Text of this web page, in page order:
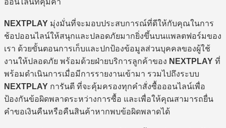
ออนไลน์ที่คุ้มค่า
NEXTPLAY มุ่งมั่นที่จะมอบประสบการณ์ที่ดีให้กับคุณในการ
ช้อปออนไลน์ให้สนุกและปลอดภัยมากยิ่งขึ้นบนแพลตฟอร์มของ
เรา ด้วยขั้นตอนการเก็บและปกป้องข้อมูลส่วนบุคคลของผู้ใช้
งานให้ปลอดภัย พร้อมด้วยฝ่ายบริการลูกค้าของ NEXTPLAY ที่
พร้อมดำเนินการเมื่อมีการรายงานเข้ามา รวมไปถึงระบบ
NEXTPLAY การันตี ที่จะคุ้มครองทุกคำสั่งซื้อออนไลน์เพื่อ
ป้องกันข้อผิดพลาดระหว่างการซื้อ และเพื่อให้คุณสามารถยื่น
คำขอเงินคืนหรือคืนสินค้าหากพบข้อผิดพลาดได้